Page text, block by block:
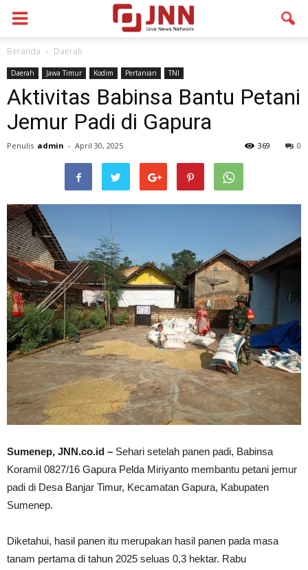
Beranda Daerah
Daerah Jawa Timur Kodim Pertanian TNI
Aktivitas Babinsa Bantu Petani
Jemur Padi di Gapura
Penulis admin - April 30, 2025 0
369
Sumenep, JNN.co.id – Sehari setelah panen padi, Babinsa
Koramil 0827/16 Gapura Pelda Miriyanto membantu petani jemur
padi di Desa Banjar Timur, Kecamatan Gapura, Kabupaten
Sumenep.
Diketahui, hasil panen itu merupakan hasil panen pada masa
tanam pertama di tahun 2025 seluas 0,3 hektar. Rabu